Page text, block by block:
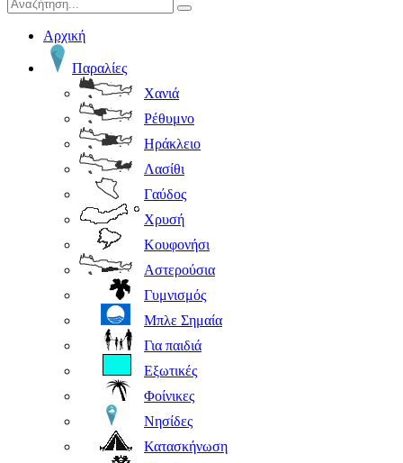
Αρχική
Παραλίες
Χανιά
Ρέθυμνο
Ηράκλειο
Λασίθι
Γαύδος
Χρυσή
Κουφονήσι
Αστερούσια
Γυμνισμός
Μπλε Σημαία
Για παιδιά
Εξωτικές
Φοίνικες
Νησίδες
Κατασκήνωση